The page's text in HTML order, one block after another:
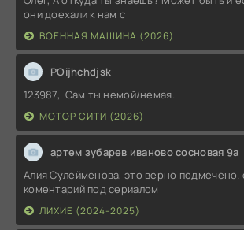
они доехали к нам с
ВОЕННАЯ МАШИНА (2026)
POijhchdjsk
123987, Сам ты немой/немая.
МОТОР СИТИ (2026)
артем зубарев иваново сосновая 9а
Алия Сулейменова, это верно подмечено.
коментарий под сериалом
ЛИХИЕ (2024-2025)